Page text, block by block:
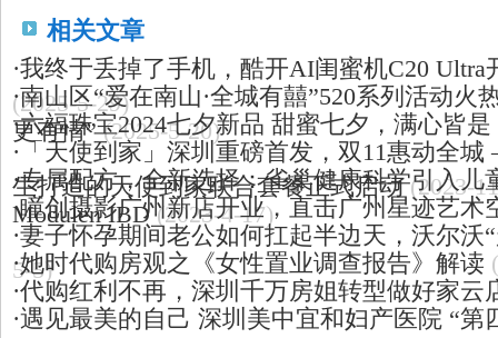
相关文章
·我终于丢掉了手机，酷开AI闺蜜机C20 Ultra
(2025-5-29)
·南山区“爱在南山·全城有囍”520系列活动火
更有情” (2025-5-20)
·六福珠宝2024七夕新品 甜蜜七夕，满心皆
· 「天使到家」深圳重磅首发，双11惠动全
生打造的天使到家联合套餐正式启动 (2023-
·专属配方，全新选择：雀巢健康科学引入儿
Modulen IBD (2023-4-17)
·瞳创摄影广州新店开业，直击广州星迹艺术
·妻子怀孕期间老公如何扛起半边天，沃尔沃
5-5)
·她时代购房观之《女性置业调查报告》解读
·代购红利不再，深圳千万房姐转型做好家云
·遇见最美的自己 深圳美中宜和妇产医院 “第